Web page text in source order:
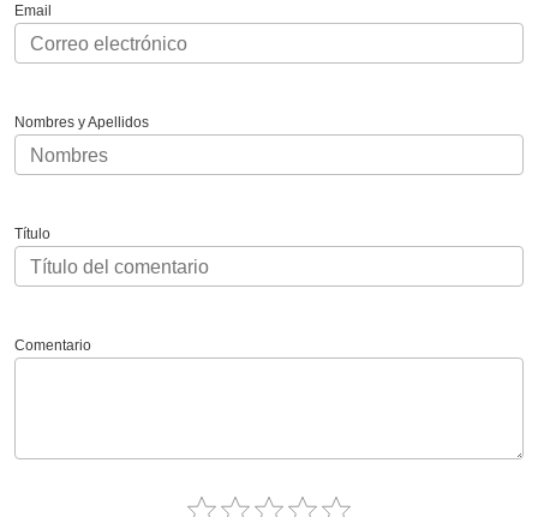
Email
Nombres y Apellidos
Título
Comentario